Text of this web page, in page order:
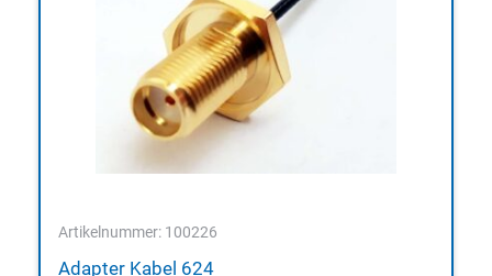
Artikelnummer: 100226
Adapter Kabel 624